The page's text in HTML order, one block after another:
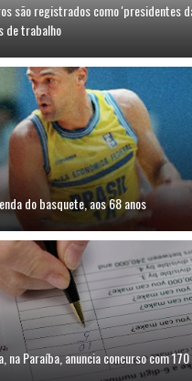
são registrados como 'presidentes
de trabalho
do basquete, aos 68 anos
Paraíba, anuncia concurso com 170